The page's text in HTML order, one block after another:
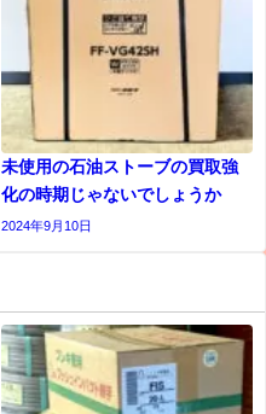
未使用の石油ストーブの買取強
化の時期じゃないでしょうか
2024年9月10日